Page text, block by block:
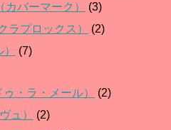
バーマーク）
(3)
ラプロックス）
(2)
(7)
・ラ・メール）
(2)
ュ）
(2)